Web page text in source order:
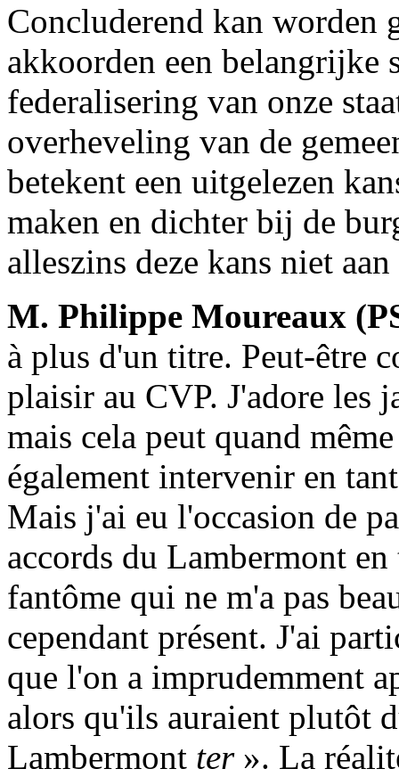
Concluderend kan worden
akkoorden een belangrijke
federalisering van onze
overheveling van de
betekent een uitgelezen
maken en dichter bij de
alleszins deze kans niet
M. Philippe Moureaux
à plus d'un titre. Peut-être
plaisir au CVP. J'adore les
mais cela peut quand
également intervenir en
Mais j'ai eu l'occasion de
accords du Lambermont
fantôme qui ne m'a pas
cependant présent. J'ai
que l'on a imprudemment
alors qu'ils auraient plutôt
Lambermont ter ». La